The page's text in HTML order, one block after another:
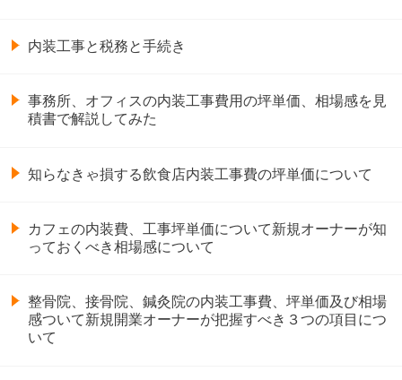
内装工事と税務と手続き
事務所、オフィスの内装工事費用の坪単価、相場感を見
積書で解説してみた
知らなきゃ損する飲食店内装工事費の坪単価について
カフェの内装費、工事坪単価について新規オーナーが知
っておくべき相場感について
整骨院、接骨院、鍼灸院の内装工事費、坪単価及び相場
感ついて新規開業オーナーが把握すべき３つの項目につ
いて